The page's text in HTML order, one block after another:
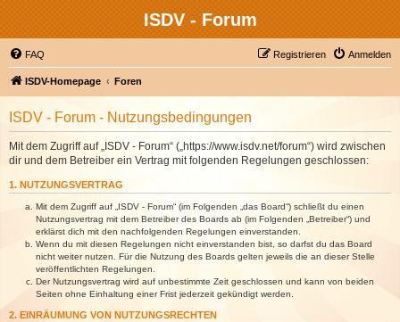
ISDV - Forum
FAQ Anmelden
Registrieren
ISDV-Homepage Foren
ISDV - Forum - Nutzungsbedingungen
Mit dem Zugriff auf „ISDV - Forum“ („https://www.isdv.net/forum“) wird zwischen
dir und dem Betreiber ein Vertrag mit folgenden Regelungen geschlossen:
1. NUTZUNGSVERTRAG
Mit dem Zugriff auf „ISDV - Forum“ (im Folgenden „das Board“) schließt du einen
Nutzungsvertrag mit dem Betreiber des Boards ab (im Folgenden „Betreiber“) und
erklärst dich mit den nachfolgenden Regelungen einverstanden.
Wenn du mit diesen Regelungen nicht einverstanden bist, so darfst du das Board
nicht weiter nutzen. Für die Nutzung des Boards gelten jeweils die an dieser Stelle
veröffentlichten Regelungen.
Der Nutzungsvertrag wird auf unbestimmte Zeit geschlossen und kann von beiden
Seiten ohne Einhaltung einer Frist jederzeit gekündigt werden.
2. EINRÄUMUNG VON NUTZUNGSRECHTEN